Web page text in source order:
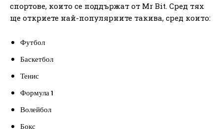
спортове, които се поддържат от Mr Bit. Сред тях
ще откриете най-популярните такива, сред които:
Футбол
Баскетбол
Тенис
Формула 1
Волейбол
Бокс